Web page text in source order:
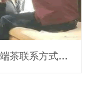
深圳高端茶联系方式vx防骗手册：避免被套路